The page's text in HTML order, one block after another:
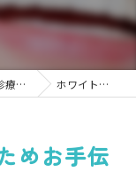
科目 ホワイトニング
めお手伝